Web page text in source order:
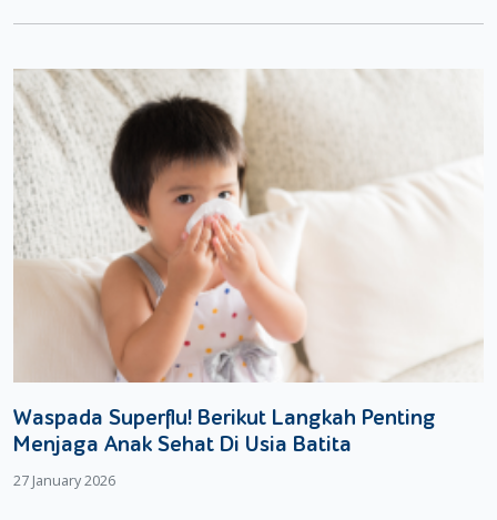
Waspada Superflu! Berikut Langkah Penting
Menjaga Anak Sehat Di Usia Batita
27 January 2026